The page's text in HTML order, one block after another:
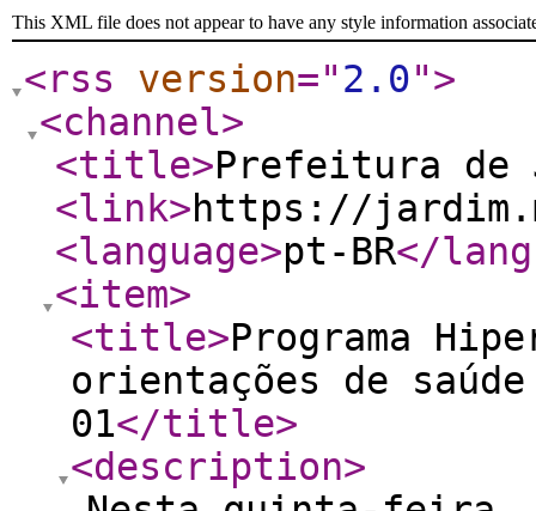
This XML file does not appear to have any style information
<rss version="2.0">
<channel>
<title>Prefeitura de
<link>https://
<language>pt-BR</
<item>
<title>Programa
orientações de saúde
01</title>
<description>